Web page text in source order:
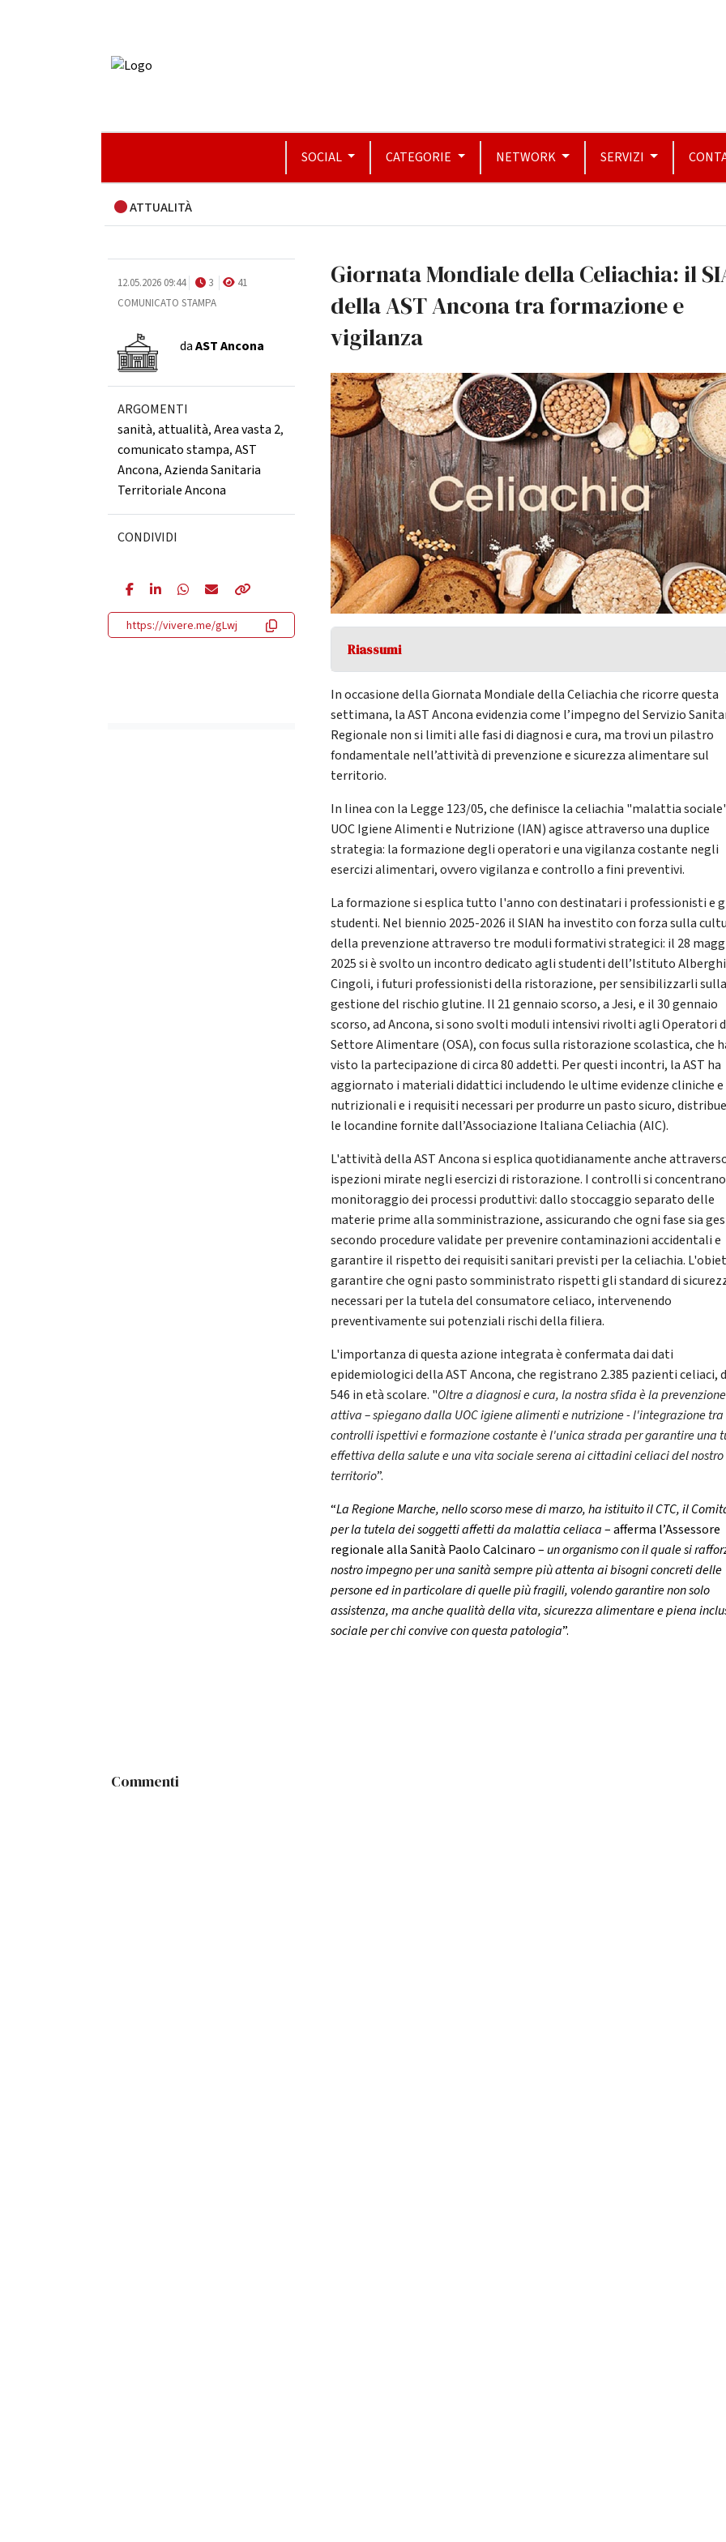
SOCIAL CATEGORIE NETWORK SERVIZI
ATTUALITÀ
12.05.2026 09:44 3
41
COMUNICATO STAMPA
daAST Ancona
ARGOMENTI
sanità,attualità,Area vasta 2,
comunicato stampa,AST
Ancona,Azienda Sanitaria
Territoriale Ancona
CONDIVIDI
https://vivere.me/gLwj
Giornata Mondiale della Celiachia: il
della AST Ancona tra formazione e
vigilanza
Riassumi
In occasione della Giornata Mondiale della Celiachia che ricorre questa
settimana, la AST Ancona evidenzia come l’impegno del Servizio
Regionale non si limiti alle fasi di diagnosi e cura, ma trovi un pilastro
fondamentale nell’attività di prevenzione e sicurezza alimentare sul
territorio.
In linea con la Legge 123/05, che definisce la celiachia "malattia
UOC Igiene Alimenti e Nutrizione (IAN) agisce attraverso una duplice
strategia: la formazione degli operatori e una vigilanza costante negli
esercizi alimentari, ovvero vigilanza e controllo a fini preventivi.
La formazione si esplica tutto l'anno con destinatari i professionisti e
studenti. Nel biennio 2025-2026 il SIAN ha investito con forza sulla
della prevenzione attraverso tre moduli formativi strategici: il 28
2025 si è svolto un incontro dedicato agli studenti dell’Istituto
Cingoli, i futuri professionisti della ristorazione, per sensibilizzarli sulla
gestione del rischio glutine. Il 21 gennaio scorso, a Jesi, e il 30 gennaio
scorso, ad Ancona, si sono svolti moduli intensivi rivolti agli Operatori
Settore Alimentare (OSA), con focus sulla ristorazione scolastica, che
visto la partecipazione di circa 80 addetti. Per questi incontri, la AST ha
aggiornato i materiali didattici includendo le ultime evidenze cliniche e
nutrizionali e i requisiti necessari per produrre un pasto sicuro,
le locandine fornite dall’Associazione Italiana Celiachia (AIC).
L'attività della AST Ancona si esplica quotidianamente anche
ispezioni mirate negli esercizi di ristorazione. I controlli si
monitoraggio dei processi produttivi: dallo stoccaggio separato delle
materie prime alla somministrazione, assicurando che ogni fase sia
secondo procedure validate per prevenire contaminazioni accidentali e
garantire il rispetto dei requisiti sanitari previsti per la celiachia.
garantire che ogni pasto somministrato rispetti gli standard di
necessari per la tutela del consumatore celiaco, intervenendo
preventivamente sui potenziali rischi della filiera.
L'importanza di questa azione integrata è confermata dai dati
epidemiologici della AST Ancona, che registrano 2.385 pazienti celiaci,
546 in età scolare. "Oltre a diagnosi e cura, la nostra sfida è la prevenzione
attiva – spiegano dalla UOC igiene alimenti e nutrizione - l'integrazione tra
controlli ispettivi e formazione costante è l'unica strada per garantire una
effettiva della salute e una vita sociale serena ai cittadini celiaci del nostro
territorio”.
“La Regione Marche, nello scorso mese di marzo, ha istituito il CTC, il
per la tutela dei soggetti affetti da malattia celiaca– afferma l’Assessore
regionale alla Sanità Paolo Calcinaro –un organismo con il quale si
nostro impegno per una sanità sempre più attenta ai bisogni concreti delle
persone ed in particolare di quelle più fragili, volendo garantire non solo
assistenza, ma anche qualità della vita, sicurezza alimentare e piena
sociale per chi convive con questa patologia”.
Commenti